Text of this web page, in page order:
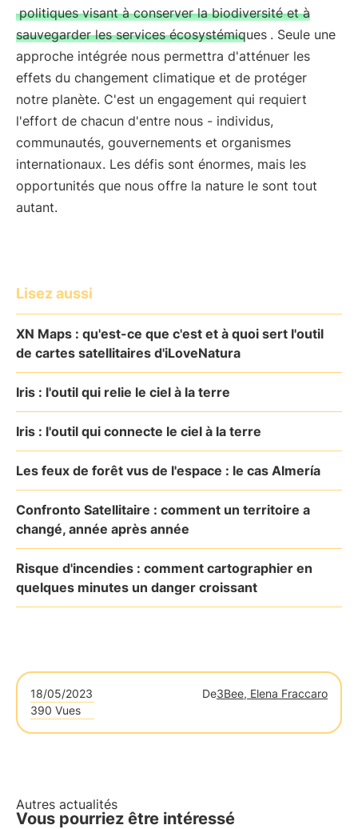
politiques visant à conserver la biodiversité et à
sauvegarder les services écosystémiques . Seule une
approche intégrée nous permettra d'atténuer les
effets du changement climatique et de protéger
notre planète. C'est un engagement qui requiert
l'effort de chacun d'entre nous - individus,
communautés, gouvernements et organismes
internationaux. Les défis sont énormes, mais les
opportunités que nous offre la nature le sont tout
autant.
Lisez aussi
XN Maps : qu'est-ce que c'est et à quoi sert l'outil
de cartes satellitaires d'iLoveNatura
Iris : l'outil qui relie le ciel à la terre
Iris : l'outil qui connecte le ciel à la terre
Les feux de forêt vus de l'espace : le cas Almería
Confronto Satellitaire : comment un territoire a
changé, année après année
Risque d'incendies : comment cartographier en
quelques minutes un danger croissant
18/05/2023 De3Bee, Elena Fraccaro
390 Vues
Autres actualités
Vous pourriez être intéressé